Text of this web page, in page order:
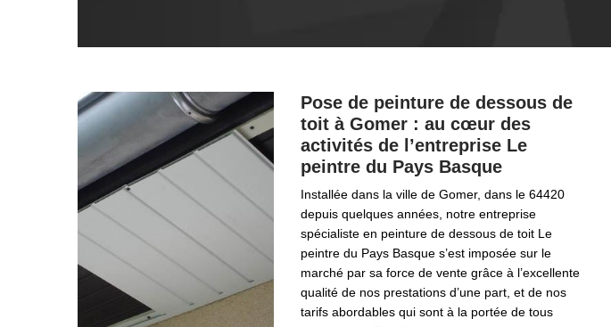
Pose de peinture de dessous de
toit à Gomer : au cœur des
activités de l’entreprise Le
peintre du Pays Basque
Installée dans la ville de Gomer, dans le 64420
depuis quelques années, notre entreprise
spécialiste en peinture de dessous de toit Le
peintre du Pays Basque s’est imposée sur le
marché par sa force de vente grâce à l’excellente
qualité de nos prestations d’une part, et de nos
tarifs abordables qui sont à la portée de tous